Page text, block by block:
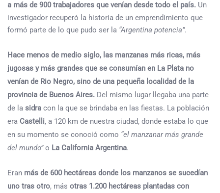
a más de 900 trabajadores que venían desde todo el país. Un
investigador recuperó la historia de un emprendimiento que
formó parte de lo que pudo ser la “Argentina potencia”.
Hace menos de medio siglo, las manzanas más ricas, más
jugosas y más grandes que se consumían en La Plata no
venían de Rio Negro, sino de una pequeña localidad de la
provincia de Buenos Aires. Del mismo lugar llegaba una parte
de la sidra con la que se brindaba en las fiestas. La población
era Castelli, a 120 km de nuestra ciudad, donde estaba lo que
en su momento se conoció como “el manzanar más grande
del mundo”o La California Argentina.
Eran más de 600 hectáreas donde los manzanos se sucedían
uno tras otro, más otras 1.200 hectáreas plantadas con